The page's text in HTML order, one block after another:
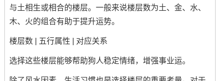
与土相生或相合的楼层。一般来说楼层数为土、金、水、
木、火的组合有助于提升运势。
楼层数 | 五行属性 | 对应关系
选择这些楼层能够帮助狗人稳定情绪，增强事业运。